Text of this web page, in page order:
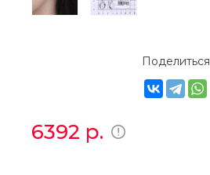
Поделиться
6392 р.